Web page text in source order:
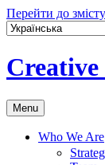
Перейти до змісту
Menu
Who We Are